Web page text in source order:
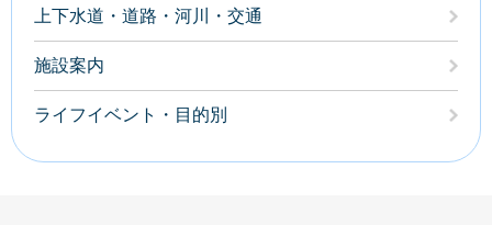
上下水道・道路・河川・交通
施設案内
ライフイベント・目的別